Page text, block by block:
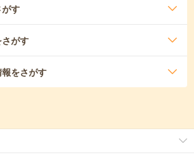
す
がす
をさがす